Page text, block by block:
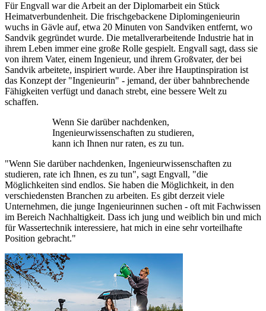
Für Engvall war die Arbeit an der Diplomarbeit ein Stück
Heimatverbundenheit. Die frischgebackene Diplomingenieurin
wuchs in Gävle auf, etwa 20 Minuten von Sandviken entfernt, wo
Sandvik gegründet wurde. Die metallverarbeitende Industrie hat in
ihrem Leben immer eine große Rolle gespielt. Engvall sagt, dass sie
von ihrem Vater, einem Ingenieur, und ihrem Großvater, der bei
Sandvik arbeitete, inspiriert wurde. Aber ihre Hauptinspiration ist
das Konzept der "Ingenieurin" - jemand, der über bahnbrechende
Fähigkeiten verfügt und danach strebt, eine bessere Welt zu
schaffen.
Wenn Sie darüber nachdenken,
Ingenieurwissenschaften zu studieren,
kann ich Ihnen nur raten, es zu tun.
"Wenn Sie darüber nachdenken, Ingenieurwissenschaften zu
studieren, rate ich Ihnen, es zu tun", sagt Engvall, "die
Möglichkeiten sind endlos. Sie haben die Möglichkeit, in den
verschiedensten Branchen zu arbeiten. Es gibt derzeit viele
Unternehmen, die junge Ingenieurinnen suchen - oft mit Fachwissen
im Bereich Nachhaltigkeit. Dass ich jung und weiblich bin und mich
für Wassertechnik interessiere, hat mich in eine sehr vorteilhafte
Position gebracht."